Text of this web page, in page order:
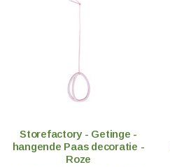
Storefactory - Getinge -
hangende Paas decoratie -
Roze